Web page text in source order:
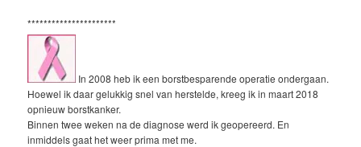
**********************
In 2008 heb ik een borstbesparende operatie ondergaan.
Hoewel ik daar gelukkig snel van herstelde, kreeg ik in maart 2018
opnieuw borstkanker.
Binnen twee weken na de diagnose werd ik geopereerd. En
inmiddels gaat het weer prima met me.